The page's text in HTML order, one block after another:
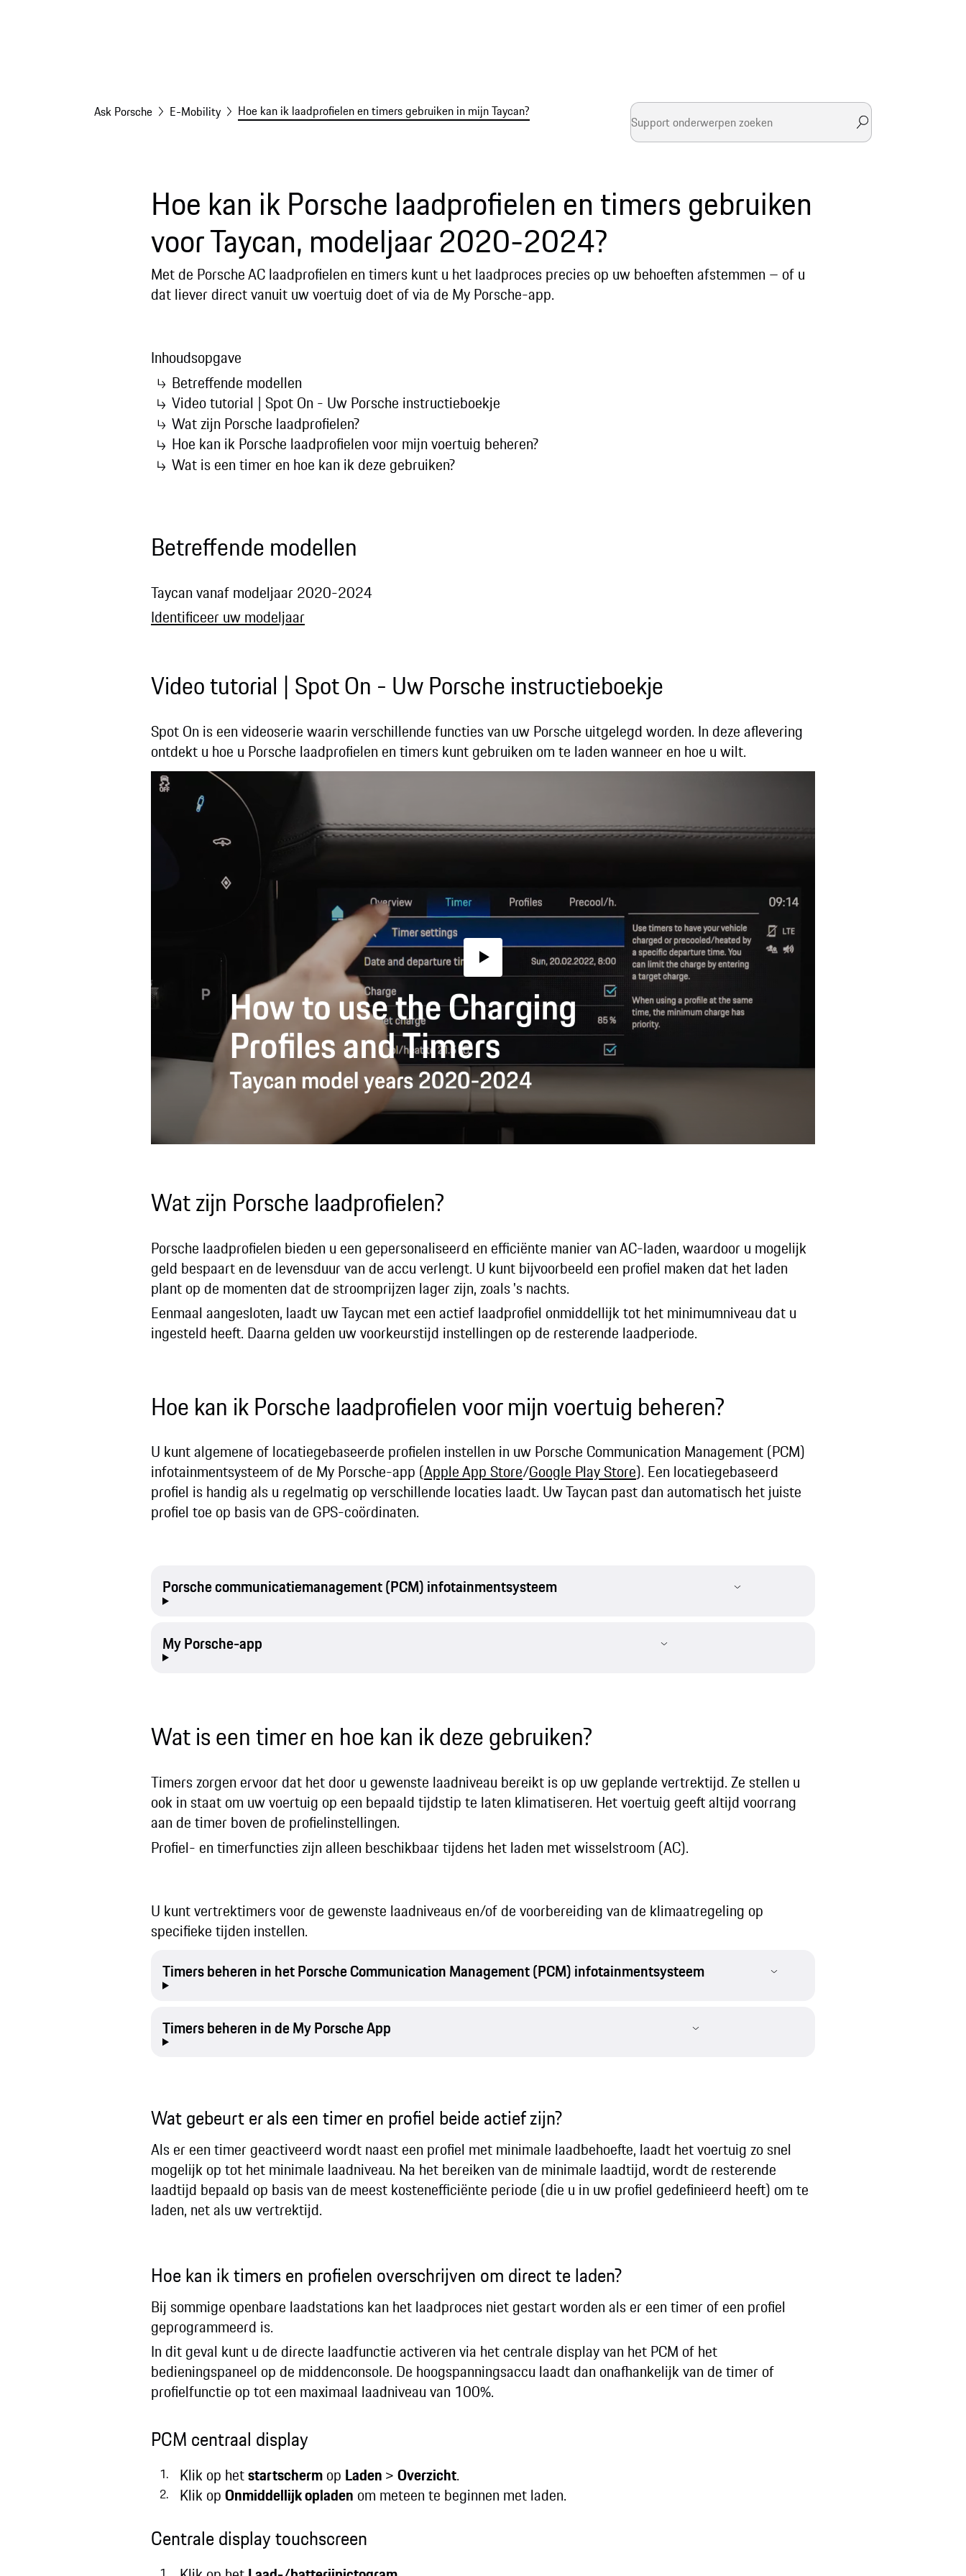
Ask Porsche E-Mobility Hoe kan ik laadprofielen en timers gebruiken in mijn Taycan?
Hoe kan ik Porsche laadprofielen en timers gebruiken
voor Taycan, modeljaar 2020-2024?
Met de Porsche AC laadprofielen en timers kunt u het laadproces precies op uw behoeften afstemmen – of u
dat liever direct vanuit uw voertuig doet of via de My Porsche-app.
Inhoudsopgave
Betreffende modellen
Video tutorial | Spot On - Uw Porsche instructieboekje
Wat zijn Porsche laadprofielen?
Hoe kan ik Porsche laadprofielen voor mijn voertuig beheren?
Wat is een timer en hoe kan ik deze gebruiken?
Betreffende modellen
Taycan vanaf modeljaar 2020-2024
Identificeer uw modeljaar
Video tutorial | Spot On - Uw Porsche instructieboekje
Spot On is een videoserie waarin verschillende functies van uw Porsche uitgelegd worden. In deze aflevering
ontdekt u hoe u Porsche laadprofielen en timers kunt gebruiken om te laden wanneer en hoe u wilt.
Play
Wat zijn Porsche laadprofielen?
Porsche laadprofielen bieden u een gepersonaliseerd en efficiënte manier van AC-laden, waardoor u mogelijk
geld bespaart en de levensduur van de accu verlengt. U kunt bijvoorbeeld een profiel maken dat het laden
plant op de momenten dat de stroomprijzen lager zijn, zoals 's nachts.
Eenmaal aangesloten, laadt uw Taycan met een actief laadprofiel onmiddellijk tot het minimumniveau dat u
ingesteld heeft. Daarna gelden uw voorkeurstijd instellingen op de resterende laadperiode.
Hoe kan ik Porsche laadprofielen voor mijn voertuig beheren?
U kunt algemene of locatiegebaseerde profielen instellen in uw Porsche Communication Management (PCM)
infotainmentsysteem of de My Porsche-app (Apple App Store/Google Play Store). Een locatiegebaseerd
profiel is handig als u regelmatig op verschillende locaties laadt. Uw Taycan past dan automatisch het juiste
profiel toe op basis van de GPS-coördinaten.
Porsche communicatiemanagement (PCM) infotainmentsysteem
My Porsche-app
Wat is een timer en hoe kan ik deze gebruiken?
Timers zorgen ervoor dat het door u gewenste laadniveau bereikt is op uw geplande vertrektijd. Ze stellen u
ook in staat om uw voertuig op een bepaald tijdstip te laten klimatiseren. Het voertuig geeft altijd voorrang
aan de timer boven de profielinstellingen.
Profiel- en timerfuncties zijn alleen beschikbaar tijdens het laden met wisselstroom (AC).
U kunt vertrektimers voor de gewenste laadniveaus en/of de voorbereiding van de klimaatregeling op
specifieke tijden instellen.
Timers beheren in het Porsche Communication Management (PCM) infotainmentsysteem
Timers beheren in de My Porsche App
Wat gebeurt er als een timer en profiel beide actief zijn?
Als er een timer geactiveerd wordt naast een profiel met minimale laadbehoefte, laadt het voertuig zo snel
mogelijk op tot het minimale laadniveau. Na het bereiken van de minimale laadtijd, wordt de resterende
laadtijd bepaald op basis van de meest kostenefficiënte periode (die u in uw profiel gedefinieerd heeft) om te
laden, net als uw vertrektijd.
Hoe kan ik timers en profielen overschrijven om direct te laden?
Bij sommige openbare laadstations kan het laadproces niet gestart worden als er een timer of een profiel
geprogrammeerd is.
In dit geval kunt u de directe laadfunctie activeren via het centrale display van het PCM of het
bedieningspaneel op de middenconsole. De hoogspanningsaccu laadt dan onafhankelijk van de timer of
profielfunctie op tot een maximaal laadniveau van 100%.
PCM centraal display
Klik op hetstartschermop Laden>Overzicht.
Klik opOnmiddellijk opladen om meteen te beginnen met laden.
Centrale display touchscreen